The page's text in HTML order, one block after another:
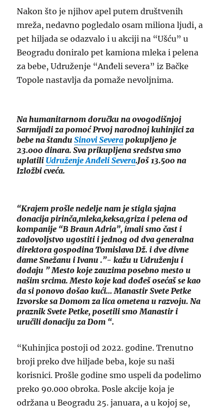
Nakon što je njihov apel putem društvenih
mreža, nedavno pogledalo osam miliona ljudi, a
pet hiljada se odazvalo i u akciji na “Ušću” u
Beogradu doniralo pet kamiona mleka i pelena
za bebe, Udruženje “Anđeli severa” iz Bačke
Topole nastavlja da pomaže nevoljnima.
Na humanitarnom doručku na ovogodišnjoj
Sarmijadi za pomoć Prvoj narodnoj kuhinjici za
bebe na štanduSinovi Severa pokupljeno je
23.000 dinara. Sva prikupljena sredstva smo
uplatili Udruženje Anđeli Severa.Još 13.500 na
Izložbi cveća.
“Krajem prošle nedelje nam je stigla sjajna
donacija pirinča,mleka,keksa,griza i pelena od
kompanije “B Braun Adria”, imali smo čast i
zadovoljstvo ugostiti i jednog od dva generalna
direktora gospodina Tomislava Dž. i dve divne
dame Snežanu i Ivanu .”- kažu u Udruženju i
dodaju ” Mesto koje zauzima posebno mesto u
našim srcima. Mesto koje kad dođeš osećaš se kao
da si ponovo došao kući… Manastir Svete Petke
Izvorske sa Domom za lica ometena u razvoju. Na
praznik Svete Petke, posetili smo Manastir i
uručili donaciju za Dom “.
“Kuhinjica postoji od 2022. godine. Trenutno
broji preko dve hiljade beba, koje su naši
korisnici. Prošle godine smo uspeli da podelimo
preko 90.000 obroka. Posle akcije koja je
održana u Beogradu 25. januara, a u kojoj se,